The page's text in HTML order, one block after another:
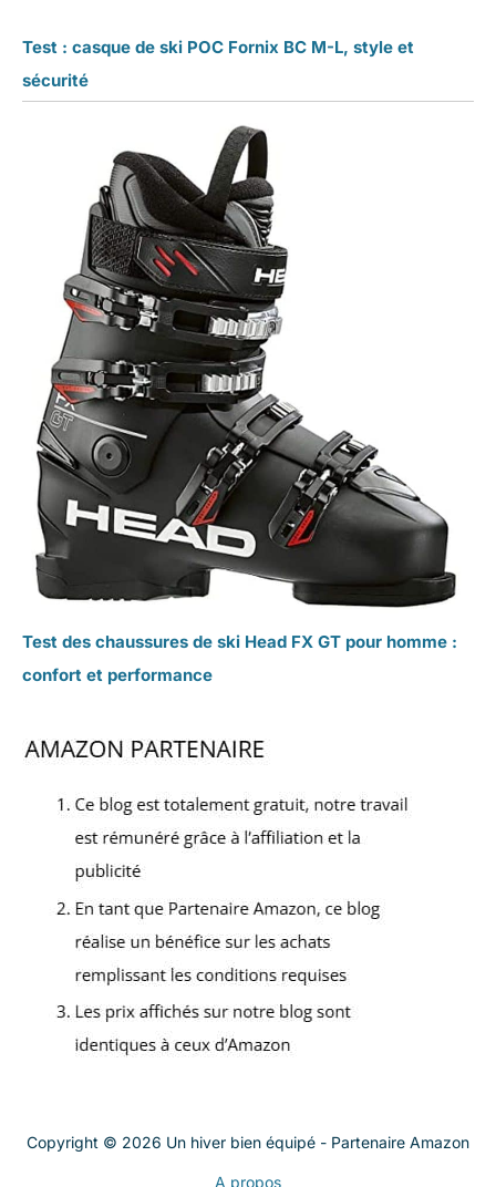
Test : casque de ski POC Fornix BC M-L, style et
sécurité
Test des chaussures de ski Head FX GT pour homme :
confort et performance
Copyright © 2026 Un hiver bien équipé - Partenaire Amazon
A propos